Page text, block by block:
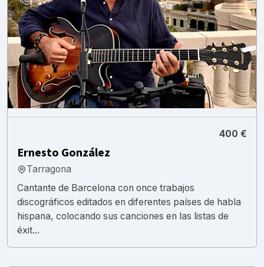
400 €
Ernesto González
Tarragona
Cantante de Barcelona con once trabajos
discográficos editados en diferentes países de habla
hispana, colocando sus canciones en las listas de
éxit...